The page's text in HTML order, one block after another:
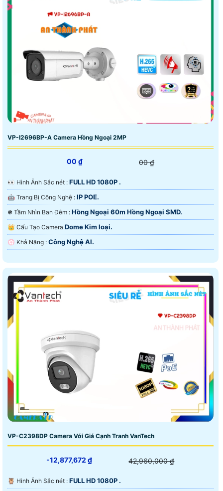
VP-I2696BP-A Camera Hồng Ngoại 2MP
00 ₫ 00 ₫
️👀 Hình Ảnh Sắc nét : FULL HD 1080P .
🤖️ Trang Bị Công Nghệ : IP POE.
❃ Tầm Nhìn Ban Đêm : Hồng Ngoại 60m Hồng Ngoại SMD.
👑 Cấu Tạo Camera Dome Kim loại.
️💮 Khả Năng : Công Nghệ AI.
VP-C2398DP Camera Với Giá Cạnh Tranh VanTech
-12,877,672 ₫ 42,960,000 ₫
🦉 Hình Ảnh Sắc nét : FULL HD 1080P .